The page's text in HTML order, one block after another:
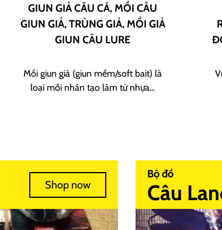
GIUN GIẢ CÂU CÁ, MỒI CÂU
GIUN GIẢ, TRÙNG GIẢ, MỒI GIẢ
GIUN CÂU LURE
Mồi giun giả (giun mềm/soft bait) là
loại mồi nhân tạo làm từ nhựa...
Shop now
Bộ đồ
Câu